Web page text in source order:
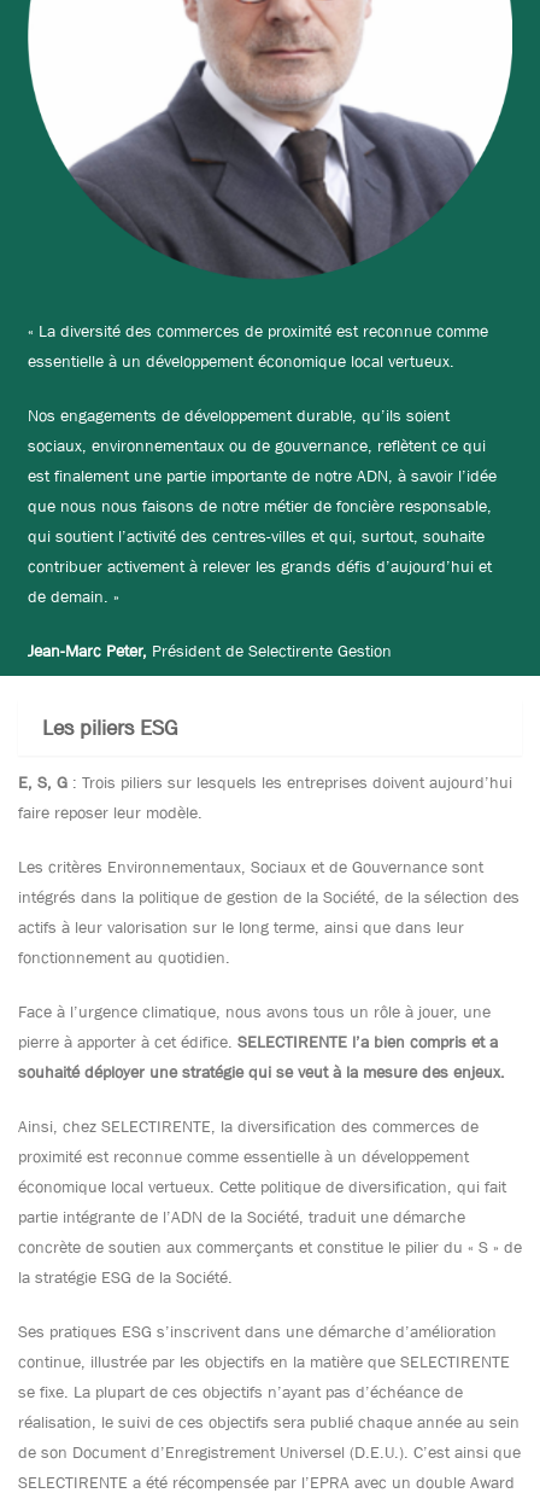
« La diversité des commerces de proximité est reconnue comme
essentielle à un développement économique local vertueux.
Nos engagements de développement durable, qu’ils soient
sociaux, environnementaux ou de gouvernance, reflètent ce qui
est finalement une partie importante de notre ADN, à savoir l’idée
que nous nous faisons de notre métier de foncière responsable,
qui soutient l’activité des centres-villes et qui, surtout, souhaite
contribuer activement à relever les grands défis d’aujourd’hui et
de demain. »
Jean-Marc Peter, Président de Selectirente Gestion
Les piliers ESG
E, S, G : Trois piliers sur lesquels les entreprises doivent aujourd’hui
faire reposer leur modèle.
Les critères Environnementaux, Sociaux et de Gouvernance sont
intégrés dans la politique de gestion de la Société, de la sélection des
actifs à leur valorisation sur le long terme, ainsi que dans leur
fonctionnement au quotidien.
Face à l’urgence climatique, nous avons tous un rôle à jouer, une
pierre à apporter à cet édifice. SELECTIRENTE l’a bien compris et a
souhaité déployer une stratégie qui se veut à la mesure des enjeux.
Ainsi, chez SELECTIRENTE, la diversification des commerces de
proximité est reconnue comme essentielle à un développement
économique local vertueux. Cette politique de diversification, qui fait
partie intégrante de l’ADN de la Société, traduit une démarche
concrète de soutien aux commerçants et constitue le pilier du « S » de
la stratégie ESG de la Société.
Ses pratiques ESG s’inscrivent dans une démarche d’amélioration
continue, illustrée par les objectifs en la matière que SELECTIRENTE
se fixe. La plupart de ces objectifs n’ayant pas d’échéance de
réalisation, le suivi de ces objectifs sera publié chaque année au sein
de son Document d’Enregistrement Universel (D.E.U.). C’est ainsi que
SELECTIRENTE a été récompensée par l’EPRA avec un double Award